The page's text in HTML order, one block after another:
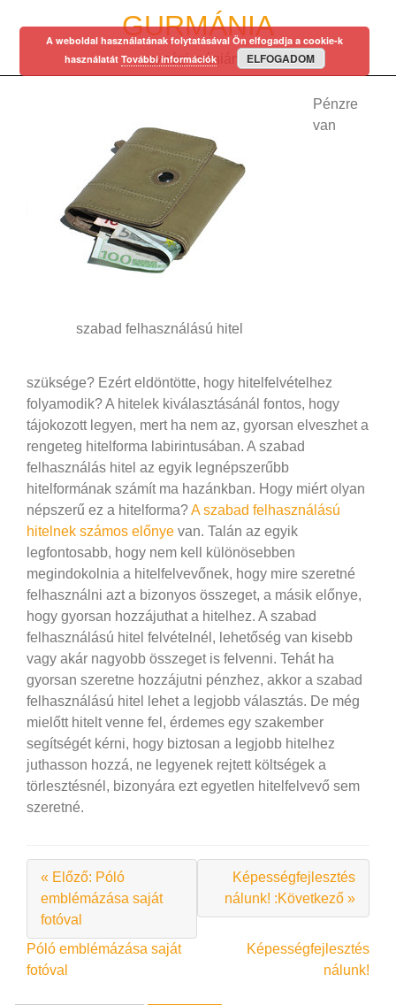
GURMÁNIA
egy régi mániám…
szabad felhasználású hitel
Pénzre
van
szüksége? Ezért eldöntötte, hogy hitelfelvételhez
folyamodik? A hitelek kiválasztásánál fontos, hogy
tájokozott legyen, mert ha nem az, gyorsan elveszhet a
rengeteg hitelforma labirintusában. A szabad
felhasználás hitel az egyik legnépszerűbb
hitelformának számít ma hazánkban. Hogy miért olyan
népszerű ez a hitelforma?A szabad felhasználású
hitelnek számos előnye van. Talán az egyik
legfontosabb, hogy nem kell különösebben
megindokolnia a hitelfelvevőnek, hogy mire szeretné
felhasználni azt a bizonyos összeget, a másik előnye,
hogy gyorsan hozzájuthat a hitelhez. A szabad
felhasználású hitel felvételnél, lehetőség van kisebb
vagy akár nagyobb összeget is felvenni. Tehát ha
gyorsan szeretne hozzájutni pénzhez, akkor a szabad
felhasználású hitel lehet a legjobb választás. De még
mielőtt hitelt venne fel, érdemes egy szakember
segítségét kérni, hogy biztosan a legjobb hitelhez
juthasson hozzá, ne legyenek rejtett költségek a
törlesztésnél, bizonyára ezt egyetlen hitelfelvevő sem
szeretné.
« Előző: Póló
emblémázása saját
fotóval
Képességfejlesztés
nálunk! :Következő »
Bejegyzés
navigáció
Póló emblémázása saját
fotóval
Képességfejlesztés
nálunk!
A weboldal használatának folytatásával Ön elfogadja a cookie-k
használatát További információk ELFOGADOM